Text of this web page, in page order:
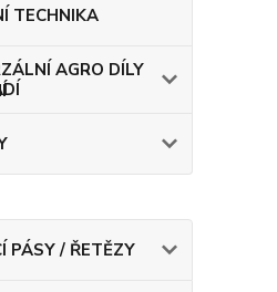
TECHNIKA
AGRO DÍLY
PÁSY / ŘETĚZY